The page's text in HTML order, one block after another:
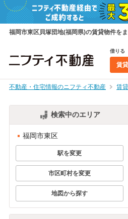
福岡市東区貝塚団地(福岡県)の賃貸物件を
借りる
賃貸
不動産・住宅情報のニフティ不動産 賃貸
検索中のエリア
福岡市東区
駅を変更
市区町村を変更
地図から探す